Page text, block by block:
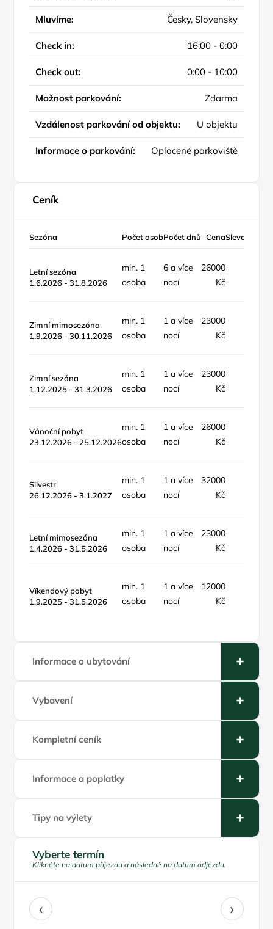
Mluvíme: Česky, Slovensky
Check in: 16:00 - 0:00
Check out: 0:00 - 10:00
Možnost parkování: Zdarma
Vzdálenost parkování od objektu: U objektu
Informace o parkování: Oplocené parkoviště
Ceník
Sezóna Počet osobPočet dnů CenaSleva %
Letní sezóna
1.6.2026 - 31.8.2026
min. 1
osoba
6 a více
nocí
26000
Kč
Zimní mimosezóna
1.9.2026 - 30.11.2026
min. 1
osoba
1 a více
nocí
23000
Kč
Zimní sezóna
1.12.2025 - 31.3.2026
min. 1
osoba
1 a více
nocí
23000
Kč
Vánoční pobyt
23.12.2026 - 25.12.2026
min. 1
osoba
1 a více
nocí
26000
Kč
Silvestr
26.12.2026 - 3.1.2027
min. 1
osoba
1 a více
nocí
32000
Kč
Letní mimosezóna
1.4.2026 - 31.5.2026
min. 1
osoba
1 a více
nocí
23000
Kč
Víkendový pobyt
1.9.2025 - 31.5.2026
min. 1
osoba
1 a více
nocí
12000
Kč
Informace o ubytování
Vybavení
Kompletní ceník
Informace a poplatky
Tipy na výlety
Vyberte termín
Klikněte na datum příjezdu a následně na datum odjezdu.
‹ ›